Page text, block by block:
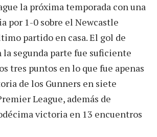
la próxima temporada con una
por 1-0 sobre el Newcastle
partido en casa. El gol de
la segunda parte fue suficiente
tres puntos en lo que fue apenas
de los Gunners en siete
League, además de
victoria en 13 encuentros